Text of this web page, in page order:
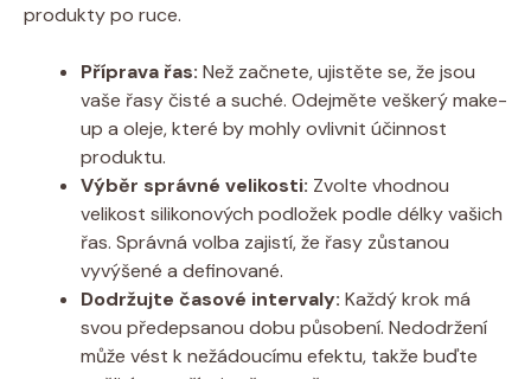
produkty po ruce.
Příprava řas: Než začnete, ujistěte se, že jsou
vaše řasy čisté a suché. Odejměte veškerý make-
up a oleje, které by mohly ovlivnit účinnost
produktu.
Výběr správné velikosti: Zvolte vhodnou
velikost silikonových podložek podle délky vašich
řas. Správná volba zajistí, že řasy zůstanou
vyvýšené a definované.
Dodržujte časové intervaly: Každý krok má
svou předepsanou dobu působení. Nedodržení
může vést k nežádoucímu efektu, takže buďte